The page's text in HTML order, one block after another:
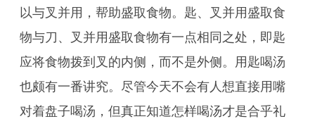
以与叉并用，帮助盛取食物。匙、叉并用盛取食
物与刀、叉并用盛取食物有一点相同之处，即匙
应将食物拨到叉的内侧，而不是外侧。用匙喝汤
也颇有一番讲究。尽管今天不会有人想直接用嘴
对着盘子喝汤，但真正知道怎样喝汤才是合乎礼